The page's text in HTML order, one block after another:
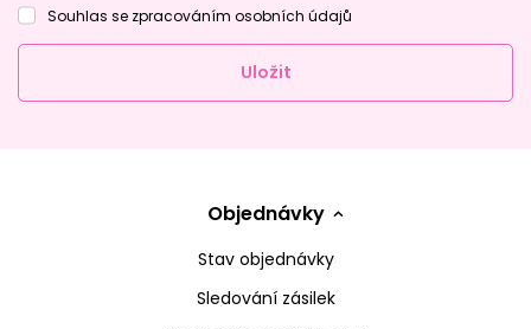
Souhlas se zpracováním osobních údajů
Uložit
Objednávky
Stav objednávky
Sledování zásilek